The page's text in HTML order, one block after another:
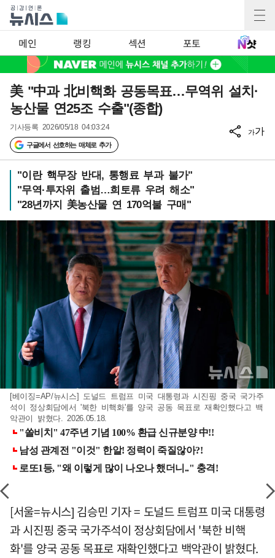
메인 랭킹 섹션 포토
美 "中과 北비핵화 공동목표…무역위 설치·
농산물 연25조 수출"(종합)
기사등록 2026/05/18 04:03:24
구글에서 선호하는 매체로 추가
가가
"이란 핵무장 반대, 통행료 부과 불가"
"무역·투자위 출범…희토류 우려 해소"
"28년까지 美농산물 연 170억불 구매"
[베이징=AP/뉴시스] 도널드 트럼프 미국 대통령과 시진핑 중국 국가주
석이 정상회담에서 '북한 비핵화'를 양국 공동 목표로 재확인했다고 백
악관이 밝혔다. 2026.05.18.
[서울=뉴시스] 김승민 기자 = 도널드 트럼프 미국 대통령
과 시진핑 중국 국가주석이 정상회담에서 '북한 비핵
화'를 양국 공동 목표로 재확인했다고 백악관이 밝혔다.